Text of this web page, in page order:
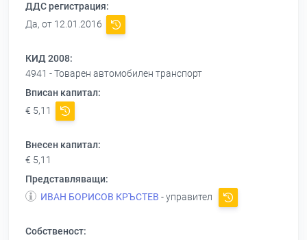
ДДС регистрация:
Да, от 12.01.2016
КИД 2008:
4941 - Товарен автомобилен транспорт
Вписан капитал:
€ 5,11
Внесен капитал:
€ 5,11
Представляващи:
ИВАН БОРИСОВ КРЪСТЕВ - управител
Собственост: